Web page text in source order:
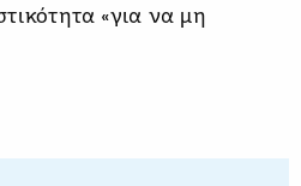
«για να μη